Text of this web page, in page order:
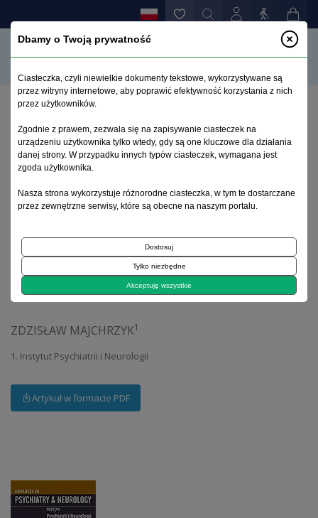
Słowo wstępne
Archiwum 1992–2014
Słowo wstępne
ZDZISŁAW MAJCHRZYK1
1. Instytut Psychiatrii i Neurologii
Artykuł w formacie PDF
Dbamy o Twoją prywatność
Ciasteczka, czyli niewielkie dokumenty tekstowe, wykorzystywane są
przez witryny internetowe, aby poprawić efektywność korzystania z nich
przez użytkowników.
Zgodnie z prawem, zezwala się na zapisywanie ciasteczek na
urządzeniu użytkownika tylko wtedy, gdy są one kluczowe dla działania
danej strony. W przypadku innych typów ciasteczek, wymagana jest
zgoda użytkownika.
Nasza strona wykorzystuje różnorodne ciasteczka, w tym te dostarczane
przez zewnętrzne serwisy, które są obecne na naszym portalu.
Dostosuj
Tylko niezbędne
Akceptuję wszystkie